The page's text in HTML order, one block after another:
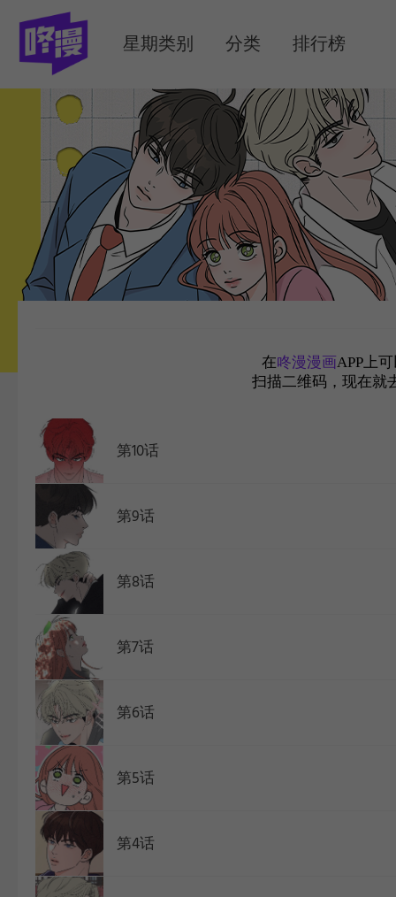
WEBTOON
星期类别 分类 排行榜
在咚漫漫画APP上
扫描二维码，现在就
第10话
第9话
第8话
第7话
第6话
第5话
第4话